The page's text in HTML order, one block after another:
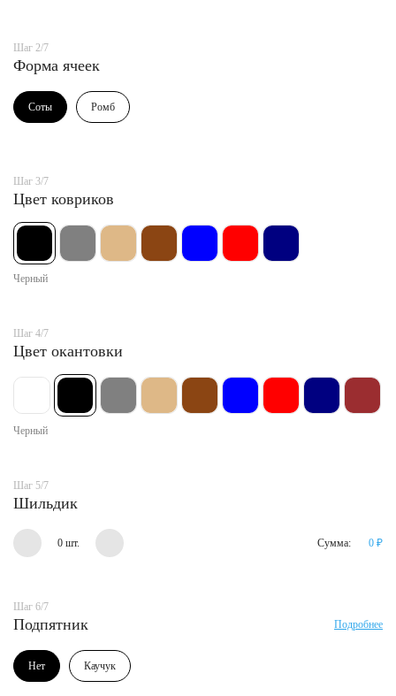
Шаг 2/7
Форма ячеек
Соты Ромб
Шаг 3/7
Цвет ковриков
Черный
Шаг 4/7
Цвет окантовки
Черный
Шаг 5/7
Шильдик
0 шт. Сумма: 0 ₽
Шаг 6/7
Подпятник Подробнее
Нет Каучук